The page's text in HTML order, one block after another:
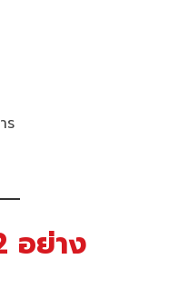
ร
อย่าง